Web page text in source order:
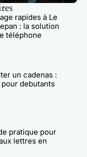
rapides à Le
: la solution
téléphone
un cadenas :
debutants
pratique pour
lettres en